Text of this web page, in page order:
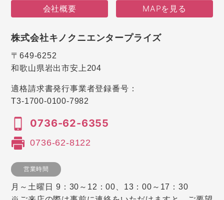
会社概要 MAPを見る
株式会社キノクニエンタープライズ
〒649-6252
和歌山県岩出市安上204
適格請求書発行事業者登録番号：
T3-1700-0100-7982
0736-62-6355
0736-62-8122
営業時間
月～土曜日 9：30～12：00、13：00～17：30